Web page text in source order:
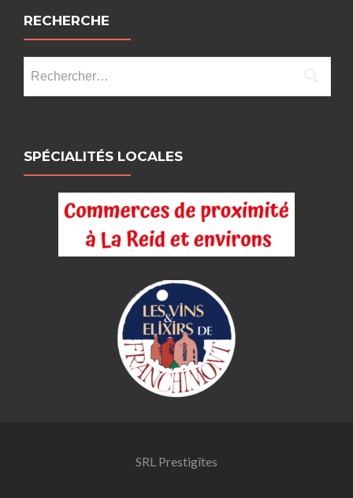
RECHERCHE
SPÉCIALITÉS LOCALES
SRL Prestigîtes